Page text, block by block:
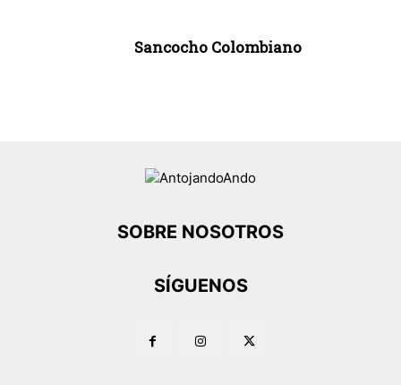
Sancocho Colombiano
SOBRE NOSOTROS
SÍGUENOS